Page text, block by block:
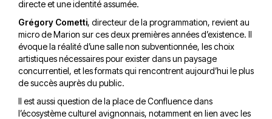
directe et une identité assumée.
Grégory Cometti, directeur de la programmation, revient au
micro de Marion sur ces deux premières années d’existence. Il
évoque la réalité d’une salle non subventionnée, les choix
artistiques nécessaires pour exister dans un paysage
concurrentiel, et les formats qui rencontrent aujourd’hui le plus
de succès auprès du public.
Il est aussi question de la place de Confluence dans
l’écosystème culturel avignonnais, notamment en lien avec les